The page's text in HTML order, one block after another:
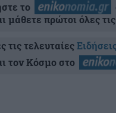
το
μάθετε πρώτοι όλες
τις τελευταίες
τον Κόσμο στο